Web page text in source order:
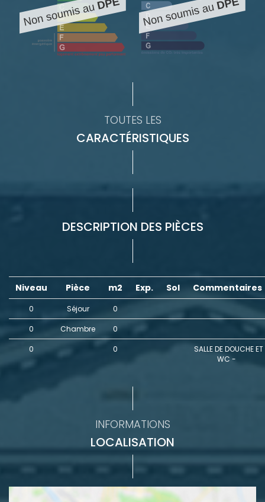
TOUTES LES
CARACTÉRISTIQUES
DESCRIPTION DES PIÈCES
Niveau Pièce m2 Exp. Sol Commentaires
0 Séjour
0
0
Chambre
0
0
0
SALLE DE DOUCHE ET
WC -
INFORMATIONS
LOCALISATION